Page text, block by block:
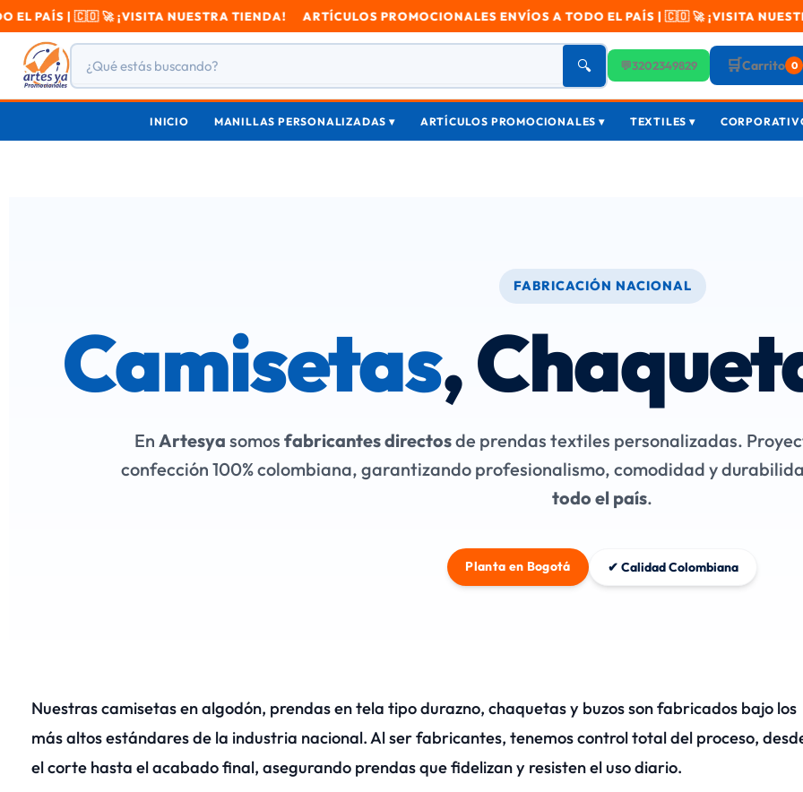
NUESTRA TIENDA! ARTÍCULOS PROMOCIONALES ENVÍOS A TODO EL PAÍS | 🇨🇴 🚀 ¡VISITA NUESTRA TIENDA!
🔍 💬3202349829 🛒Carrito 0
INICIO MANILLAS PERSONALIZADAS ▾ ARTÍCULOS PROMOCIONALES ▾ TEXTILES ▾
FABRICACIÓN NACIONAL
Camisetas,
En Artesya somos fabricantes directosde prendas textiles personalizadas.
confección 100% colombiana, garantizando profesionalismo, comodidad y
todo el país.
Planta en Bogotá ✔ Calidad Colombiana
Nuestras camisetas en algodón, prendas en tela tipo durazno, chaquetas y buzos son fabricados bajo los
más altos estándares de la industria nacional. Al ser fabricantes, tenemos control total del proceso,
el corte hasta el acabado final, asegurando prendas que fidelizan y resisten el uso diario.